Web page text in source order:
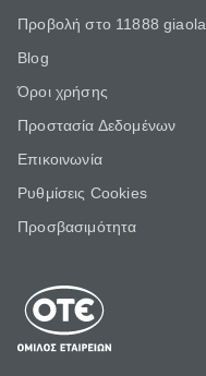
Προβολή στο 11888 giaola
Blog
Όροι χρήσης
Προστασία Δεδομένων
Επικοινωνία
Ρυθμίσεις Cookies
Προσβασιμότητα